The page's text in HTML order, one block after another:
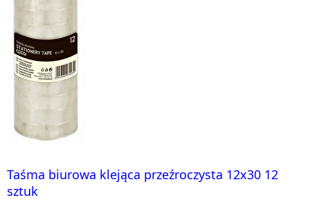
Taśma biurowa klejąca przeźroczysta 12x30 12
sztuk